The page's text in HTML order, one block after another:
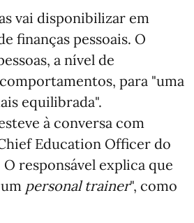
vai disponibilizar em
finanças pessoais. O
a nível de
para "uma
equilibrada".
à conversa com
Education Officer do
responsável explica que
personal trainer", como